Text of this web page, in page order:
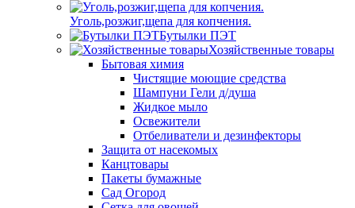
Уголь,розжиг,щепа для копчения.
Бутылки ПЭТ
Хозяйственные товары
Бытовая химия
Чистящие моющие средства
Шампуни Гели д/душа
Жидкое мыло
Освежители
Отбеливатели и дезинфекторы
Защита от насекомых
Канцтовары
Пакеты бумажные
Сад Огород